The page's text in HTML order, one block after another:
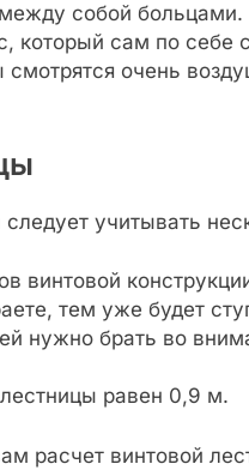
собой больцами.
который сам по себе
очень
учитывать
винтовой
тем уже будет
нужно брать во
равен 0,9 м.
расчет винтовой